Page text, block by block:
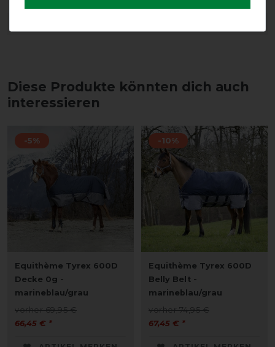
Diese Produkte könnten dich auch
interessieren
-5%
Equithème Tyrex 600D
Decke 0g -
marineblau/grau
vorher 69,95 €
66,45 € *
-10%
Equithème Tyrex 600D
Belly Belt -
marineblau/grau
vorher 74,95 €
67,45 € *